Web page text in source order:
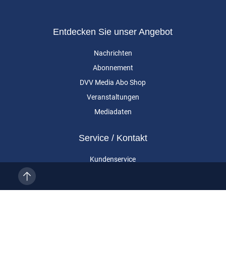
Entdecken Sie unser Angebot
Nachrichten
Abonnement
DVV Media Abo Shop
Veranstaltungen
Mediadaten
Service / Kontakt
Kundenservice
Kontakt